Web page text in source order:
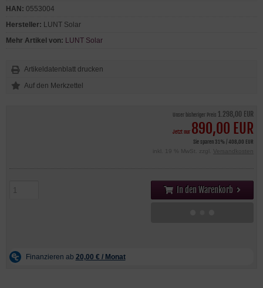
Unser bisheriger Preis 1.298,00 EUR
Jetzt nur 890,00 EUR
Sie sparen 31% / 408,00 EUR
inkl. 19 % MwSt. zzgl.
Versandkosten
In den Warenkorb
HAN: 0553004
Hersteller: LUNT Solar
Mehr Artikel von: LUNT Solar
Artikeldatenblatt drucken